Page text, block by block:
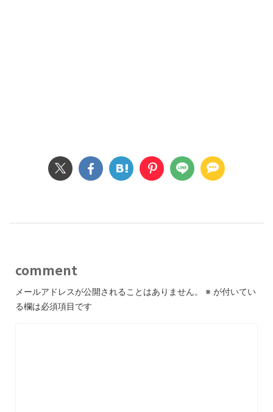
comment
メールアドレスが公開されることはありません。 ※ が付いてい
る欄は必須項目です